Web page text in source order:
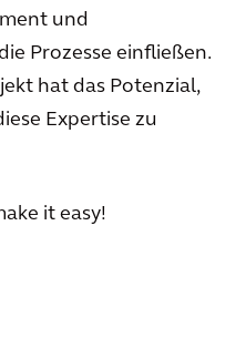
und
Prozesse einfließen.
hat das Potenzial,
Expertise zu
it easy!